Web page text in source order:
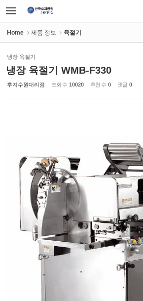
Home 제품 정보 육절기
냉장 육절기
냉장 육절기 WMB-F330
후지수원대리점 조회 수 10020 추천 수 0 댓글 0